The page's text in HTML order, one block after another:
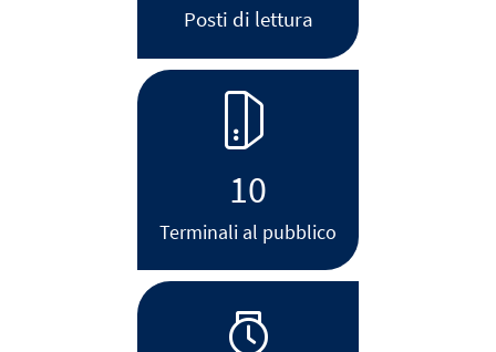
Posti di lettura
10
Terminali al pubblico